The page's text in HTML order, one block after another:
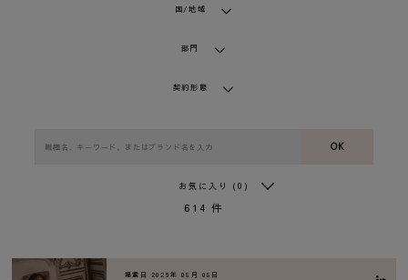
国/地域
部門
契約形態
OK
お気に入り (0)
614 件
掲載日 2026年 08月 08日